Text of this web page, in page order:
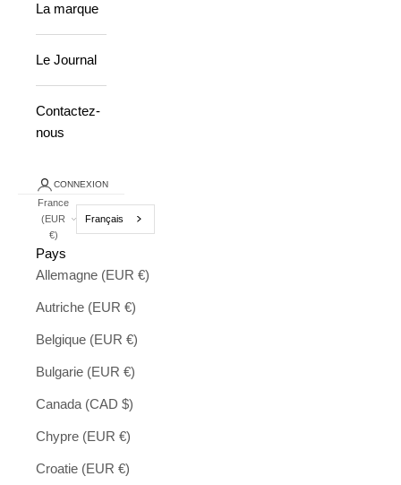
La marque
Le Journal
Contactez-
nous
CONNEXION
France
(EUR
€)
Français
Pays
Allemagne (EUR €)
Autriche (EUR €)
Belgique (EUR €)
Bulgarie (EUR €)
Canada (CAD $)
Chypre (EUR €)
Croatie (EUR €)